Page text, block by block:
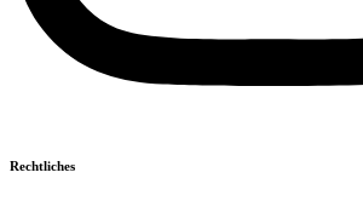
Rechtliches